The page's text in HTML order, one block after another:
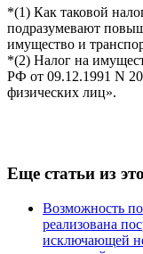
*(1) Как таковой
подразумевают
имущество и
*(2) Налог на
РФ от 09.12.1991 N
физических лиц».
Еще статьи из
Возможность
реализована
исключающей